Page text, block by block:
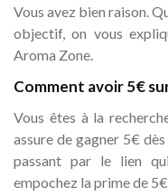
Vous avez bien raison.
objectif, on vous
Aroma Zone.
Comment avoir 5€
Vous êtes à la
assure de gagner 5€
passant par le lien
empochez la prime de